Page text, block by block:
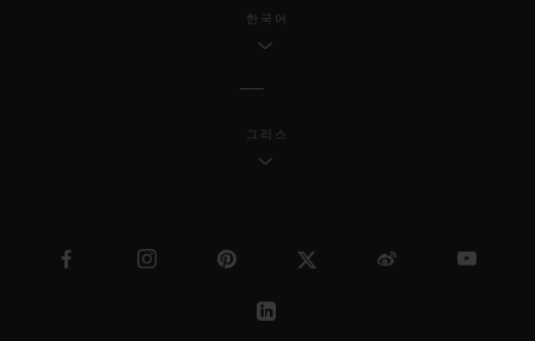
한국어
그리스